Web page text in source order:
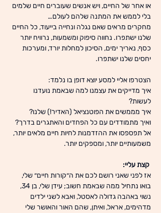
או אחר של החיים, ויש אנשים שעוברים חיים שלמים
בלי לממש את המתנה שלהם לעולם…
מחקרים מראים שאם נגלה ונחייה בייעוד, כל החיים
שלנו ישתפרו. נחווה סיפוק ומשמעות, נרוויח יותר
כסף, נאריך ימים, הסיכון למחלות יורד, ומערכות
יחסים שלנו ישתפרו.
הצטרפו אליי למסע יוצא דופן בו נלמד:
איך מדייקים את עצמנו למה שבאמת נועדנו
לעשות?
איך מממשים את הפוטנציאל (האדיר!) שלנו?
ואיך מתמודדים עם כל הפחדים והאתגרים בדרך?
אל תפספסו את ההזדמנות לחיות חיים מלאים יותר,
משמעותיים יותר, ומספקים יותר.
קצת עליי:
אז לפני שאני רושם לכם את ה״קורות חיים״ שלי,
בואו נתחיל ממה שבאמת חשוב; עידן שלי, בן 34,
נשוי באהבה גדולה לאסטל, ואבא לשני ילדים
מדהימים, אראל, ואיתן, שהם האור והאושר שלי